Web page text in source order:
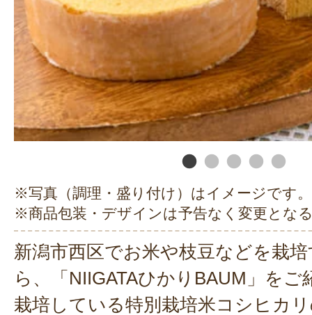
※写真（調理・盛り付け）はイメージです。
※商品包装・デザインは予告なく変更とな
新潟市西区でお米や枝豆などを栽
ら、「NIIGATAひかりBAUM」をご
栽培している特別栽培米コシヒカ